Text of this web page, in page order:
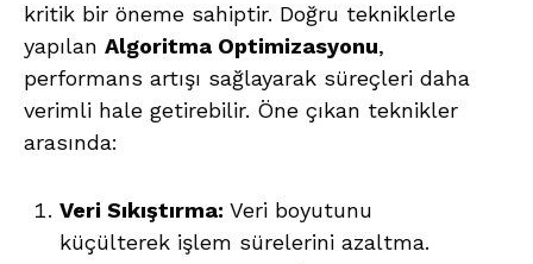
kritik bir öneme sahiptir. Doğru tekniklerle
yapılan Algoritma Optimizasyonu,
performans artışı sağlayarak süreçleri daha
verimli hale getirebilir. Öne çıkan teknikler
arasında:
Veri Sıkıştırma: Veri boyutunu
küçülterek işlem sürelerini azaltma.